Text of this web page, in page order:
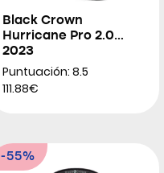
Black Crown
Hurricane Pro 2.0
2023
Puntuación: 8.5
111.88€
-55%